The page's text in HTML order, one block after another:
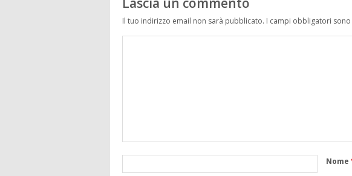
Il tuo indirizzo email non sarà pubblicato. I campi obbligatori
Nome